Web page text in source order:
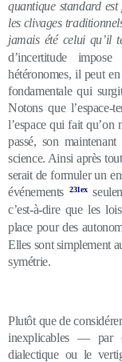
quantique standard
les clivages
jamais été celui qu’il
d’incertitudeimpose
hétéronomes, il peut
fondamentale qui
Notons que l’espace-
l’espace qui fait
passé, son
science. Ainsi après
serait de formuler un
événements
231ex
c’est-à-dire que les
place pour des
Elles sont simplement
symétrie.
Plutôt que de
inexplicables — par
dialectique ou le